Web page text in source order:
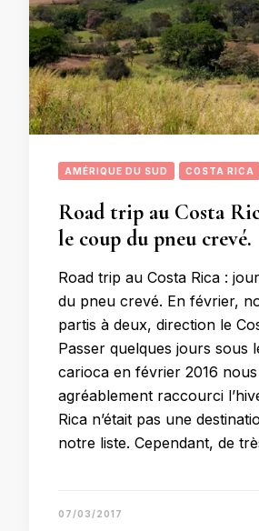
AMÉRIQUE DU SUD COSTA RICA
Road trip au Costa
le coup du pneu crevé.
Road trip au Costa Rica :
du pneu crevé. En février,
partis à deux, direction le
Passer quelques jours sous
carioca en février 2016
agréablement raccourci
Rica n’était pas une
notre liste. Cependant, de
07/03/2017